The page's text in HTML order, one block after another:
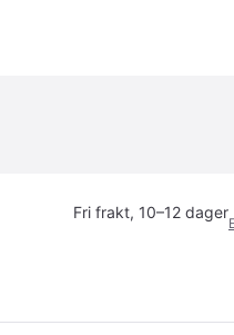
Fri frakt, 10–12 dager